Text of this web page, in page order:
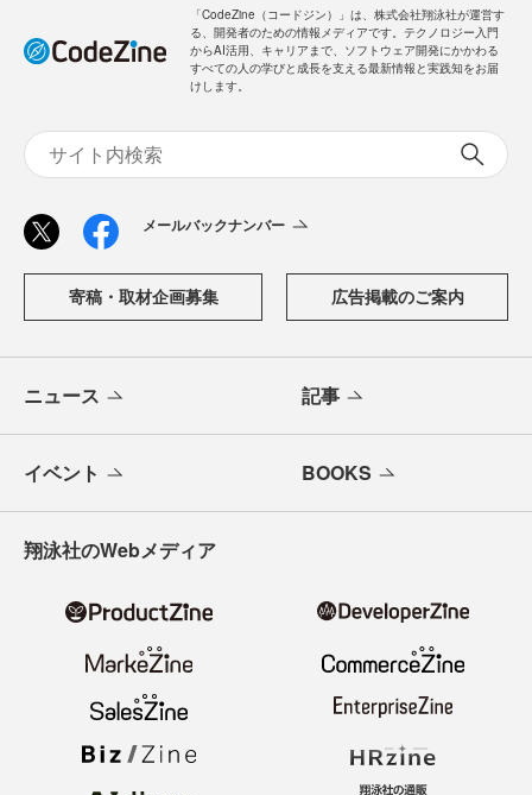
「CodeZine（コードジン）」は、株式会社翔泳社が運営す
る、開発者のための情報メディアです。テクノロジー入門
からAI活用、キャリアまで、ソフトウェア開発にかかわる
すべての人の学びと成長を支える最新情報と実践知をお届
けします。
メールバックナンバー
寄稿・取材企画募集 広告掲載のご案内
ニュース 記事
イベント BOOKS
翔泳社のWebメディア